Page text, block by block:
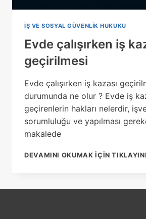
IŞ VE SOSYAL GÜVENLIK HUKUKU
Evde çalışırken iş
geçirilmesi
Evde çalışırken iş kazası
durumunda ne olur ? Evde iş
geçirenlerin hakları nelerdir,
sorumluluğu ve yapılması
makalede
DEVAMINI OKUMAK IÇIN